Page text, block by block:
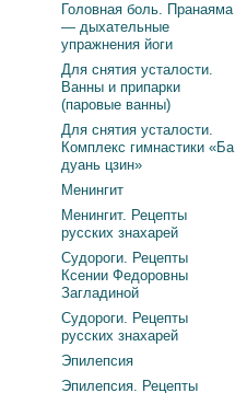
Головная боль. Пранаяма
— дыхательные
упражнения йоги
Для снятия усталости.
Ванны и припарки
(паровые ванны)
Для снятия усталости.
Комплекс гимнастики «Ба
дуань цзин»
Менингит
Менингит. Рецепты
русских знахарей
Судороги. Рецепты
Ксении Федоровны
Загладиной
Судороги. Рецепты
русских знахарей
Эпилепсия
Эпилепсия. Рецепты